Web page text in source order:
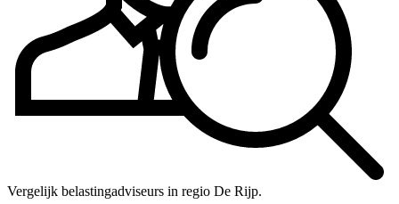
Vergelijk belastingadviseurs in regio De Rijp.